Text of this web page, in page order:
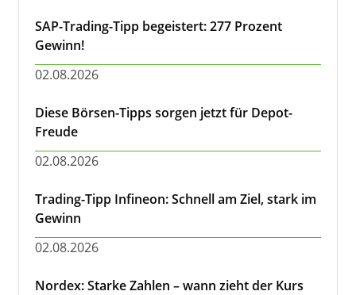
SAP-Trading-Tipp begeistert: 277 Prozent
Gewinn!
02.08.2026
Diese Börsen-Tipps sorgen jetzt für Depot-
Freude
02.08.2026
Trading-Tipp Infineon: Schnell am Ziel, stark im
Gewinn
02.08.2026
Nordex: Starke Zahlen – wann zieht der Kurs